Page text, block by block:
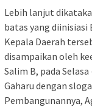
Lebih lanjut
batas yang diinisiasi
Kepala Daerah
disampaikan oleh
Salim B, pada
Gaharu dengan
Pembangunannya,